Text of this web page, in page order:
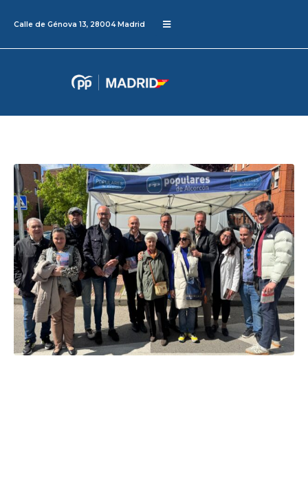
Calle de Génova 13, 28004 Madrid